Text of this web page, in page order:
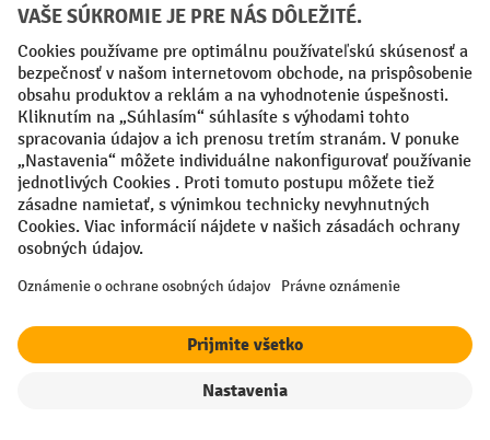
je potrebné pravidelne presúvať väčší tovar. V priemysle,
obchode, skladoch, dielňach a logistických spoločnostiach sa
títo pomocníci stali neoddeliteľnou súčasťou každodennej
práce.
Ľahko sa ovládajú, sú všestranné, praktické, vyrobené pre
nepretržité každodenné použitie. Ťažký tovar s použitím
paletových vozíkov jednoducho presuniete bez veľkého úsilia
jednoducho naberiete pomocou vidlíc. Opakovanými pohybmi
o niekoľko centimetrov potrebných k jeho presunu.
Paletové vozíky sa používajú hlavne na internú prepravu